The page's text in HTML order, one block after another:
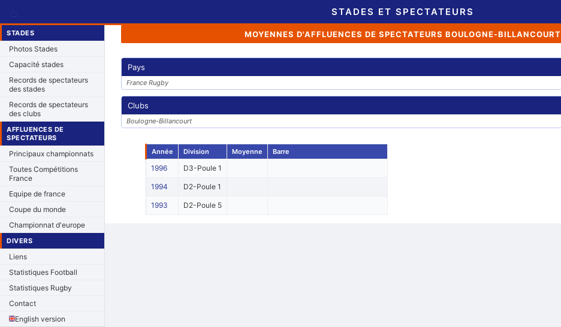
STADES ET SPECTATEURS
STADES
Photos Stades
Capacité stades
Records de spectateurs
des stades
Records de spectateurs
des clubs
AFFLUENCES DE
SPECTATEURS
Principaux championnats
Toutes Compétitions
France
Equipe de france
Coupe du monde
Championnat d'europe
DIVERS
Liens
Statistiques Football
Statistiques Rugby
Contact
English version
MOYENNES D'AFFLUENCES DE SPECTATEURS BOULOGNE-BILLANCOURT
Pays
France Rugby
Clubs
Boulogne-Billancourt
Année Division Moyenne Barre
1996 D3-Poule 1
1994 D2-Poule 1
1993 D2-Poule 5